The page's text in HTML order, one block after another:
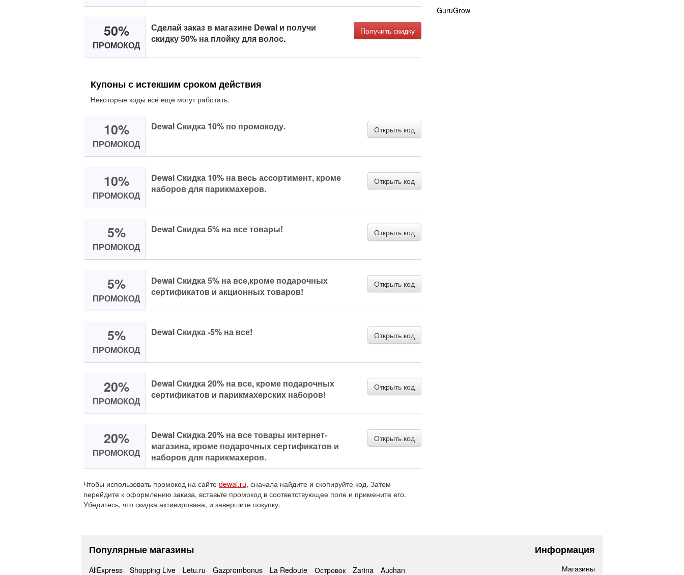
50%
ПРОМОКОД
Сделай заказ в магазине Dewal и получи
скидку 50% на плойку для волос.
Получить скидку
Купоны с истекшим сроком действия
Некоторые коды всё ещё могут работать.
10%
ПРОМОКОД
Dewal Скидка 10% по промокоду. Открыть код
10%
ПРОМОКОД
Dewal Скидка 10% на весь ассортимент, кроме
наборов для парикмахеров.
Открыть код
5%
ПРОМОКОД
Dewal Скидка 5% на все товары! Открыть код
5%
ПРОМОКОД
Dewal Скидка 5% на все,кроме подарочных
сертификатов и акционных товаров!
Открыть код
5%
ПРОМОКОД
Dewal Скидка -5% на все! Открыть код
20%
ПРОМОКОД
Dewal Скидка 20% на все, кроме подарочных
сертификатов и парикмахерских наборов!
Открыть код
20%
ПРОМОКОД
Dewal Скидка 20% на все товары интернет-
магазина, кроме подарочных сертификатов и
наборов для парикмахеров.
Открыть код
Чтобы использовать промокод на сайте dewal.ru, сначала найдите и скопируйте код. Затем
перейдите к оформлению заказа, вставьте промокод в соответствующее поле и примените его.
Убедитесь, что скидка активирована, и завершите покупку.
GuruGrow
Популярные магазины
AliExpress Shopping Live Letu.ru Gazprombonus La Redoute Островок Zarina Auchan
Информация
Магазины